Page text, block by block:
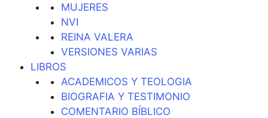
MUJERES
NVI
REINA VALERA
VERSIONES VARIAS
LIBROS
ACADEMICOS Y TEOLOGIA
BIOGRAFIA Y TESTIMONIO
COMENTARIO BÍBLICO